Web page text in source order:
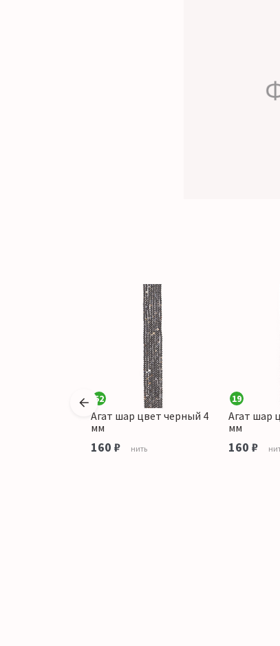
52
Агат шар цвет черный 4
мм
160 ₽ нить
19
Агат шар
мм
160 ₽